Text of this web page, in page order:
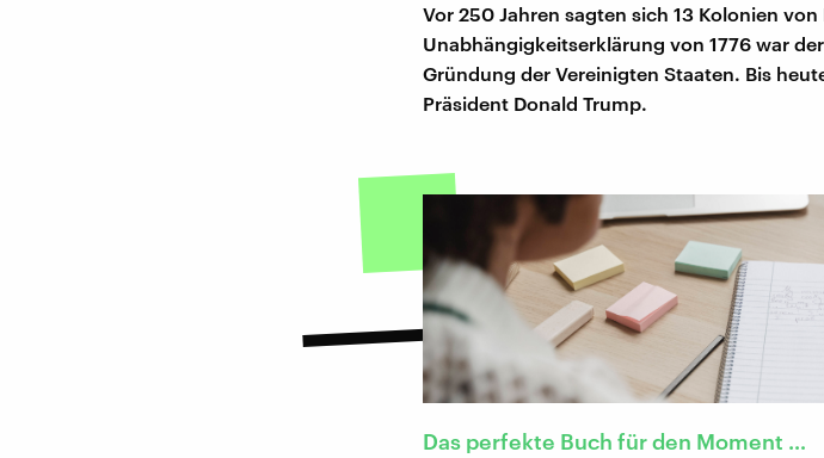
Vor 250 Jahren sagten sich 13 Kolonien von
Unabhängigkeitserklärung von 1776 war
Gründung der Vereinigten Staaten. Bis
Präsident Donald Trump.
Das perfekte Buch für den Moment …